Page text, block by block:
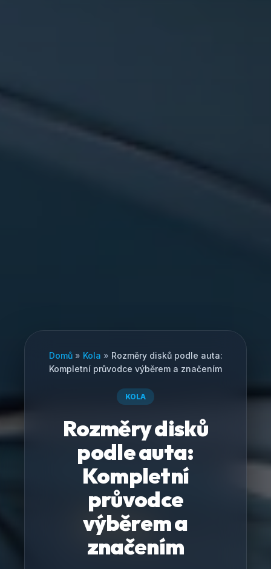
Domů» Kola » Rozměry disků podle auta:
Kompletní průvodce výběrem a značením
KOLA
Rozměry disků
podle auta:
Kompletní
průvodce
výběrem a
značením